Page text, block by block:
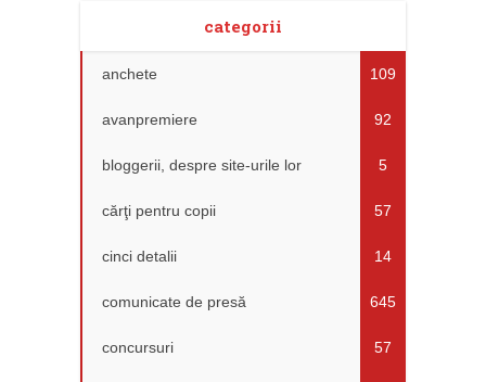
categorii
anchete 109
avanpremiere 92
bloggerii, despre site-urile lor 5
cărţi pentru copii 57
cinci detalii 14
comunicate de presă 645
concursuri 57